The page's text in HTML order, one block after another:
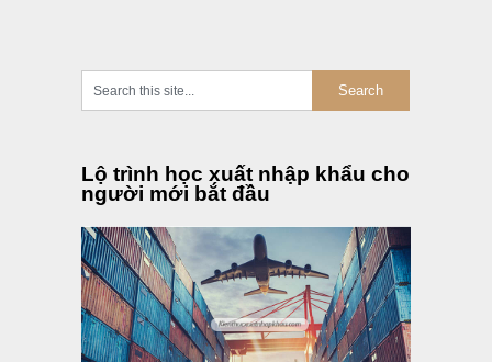
Lộ trình học xuất nhập khẩu cho
người mới bắt đầu